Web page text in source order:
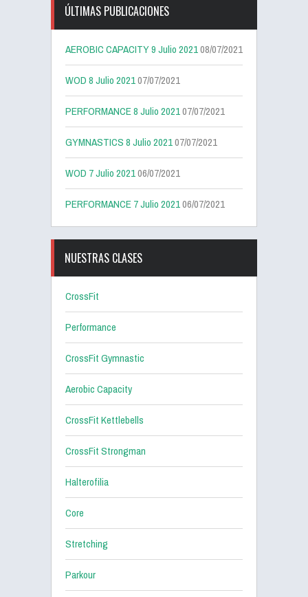
ÚLTIMAS PUBLICACIONES
AEROBIC CAPACITY 9 Julio 202108/07/2021
WOD 8 Julio 202107/07/2021
PERFORMANCE 8 Julio 202107/07/2021
GYMNASTICS 8 Julio 202107/07/2021
WOD 7 Julio 202106/07/2021
PERFORMANCE 7 Julio 202106/07/2021
NUESTRAS CLASES
CrossFit
Performance
CrossFit Gymnastic
Aerobic Capacity
CrossFit Kettlebells
CrossFit Strongman
Halterofilia
Core
Stretching
Parkour